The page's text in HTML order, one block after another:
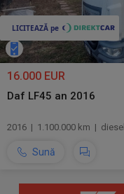
16.000 EUR
Daf LF45 an 2016
2016 | 1.100.000 km | diesel
Sună